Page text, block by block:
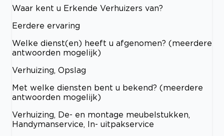
Waar kent u Erkende Verhuizers van?
Eerdere ervaring
Welke dienst(en) heeft u afgenomen? (meerdere
antwoorden mogelijk)
Verhuizing, Opslag
Met welke diensten bent u bekend? (meerdere
antwoorden mogelijk)
Verhuizing, De- en montage meubelstukken,
Handymanservice, In- uitpakservice